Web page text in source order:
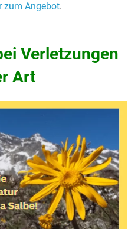
zum Angebot.
Verletzungen
Art